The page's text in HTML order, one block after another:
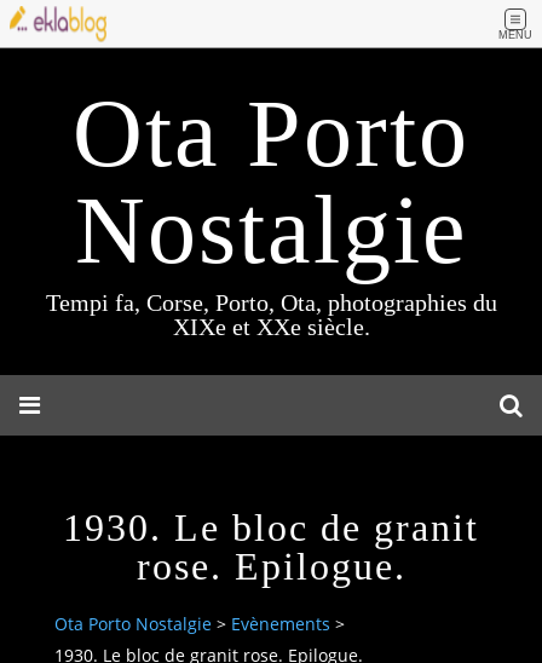
MENU
Ota Porto
Nostalgie
Tempi fa, Corse, Porto, Ota, photographies du
XIXe et XXe siècle.
1930. Le bloc de granit
rose. Epilogue.
Ota Porto Nostalgie > Evènements >
1930. Le bloc de granit rose. Epilogue.